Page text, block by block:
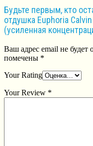
Будьте первым, кто
отдушка Euphoria
(усиленная
Ваш адрес email не будет
помечены *
Your Rating
Your Review *